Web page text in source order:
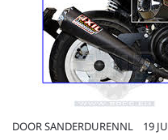
DOORSANDERDURENNL 19